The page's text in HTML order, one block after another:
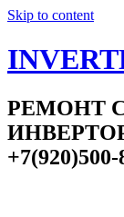
Skip to content
РЕМОНТ
+7(920)500-